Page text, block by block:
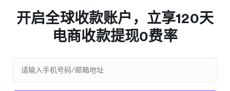
开启全球收款账户，立享120天
电商收款提现0费率